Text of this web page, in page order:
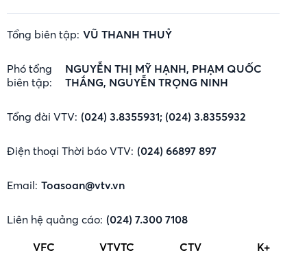
Tổng biên tập: VŨ THANH THUỶ
Phó tổng
biên tập:
NGUYỄN THỊ MỸ HẠNH, PHẠM QUỐC
THẮNG, NGUYỄN TRỌNG NINH
Tổng đài VTV: (024) 3.8355931; (024) 3.8355932
Điện thoại Thời báo VTV: (024) 66897 897
Email: Toasoan@vtv.vn
Liên hệ quảng cáo: (024) 7.300 7108
VFC
VTVTC CTV K+